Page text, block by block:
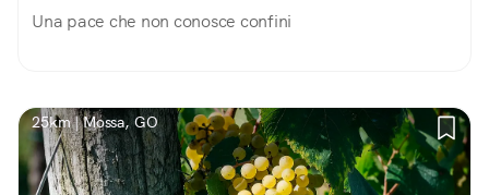
Una pace che non conosce confini
25km | Mossa, GO